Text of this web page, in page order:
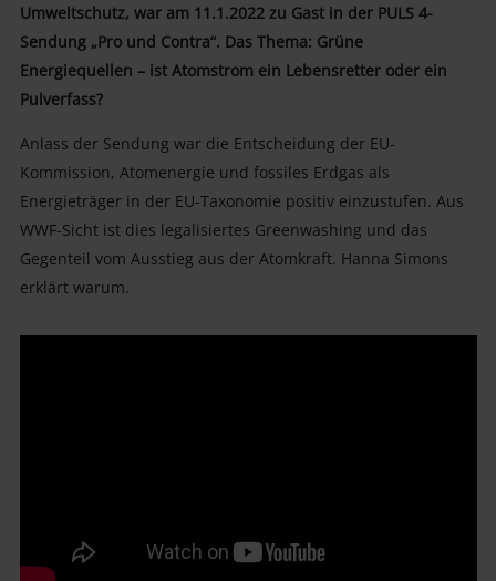
Umweltschutz, war am 11.1.2022 zu Gast in der PULS 4-
Sendung „Pro und Contra“. DasThema: Grüne
Energiequellen – ist Atomstrom ein Lebensretter oder ein
Pulverfass?
Anlass der Sendung war die Entscheidung der EU-
Kommission, Atomenergie und fossiles Erdgas als
Energieträger in der EU-Taxonomie positiv einzustufen. Aus
WWF-Sicht ist dies legalisiertes Greenwashing und das
Gegenteil vom Ausstieg aus der Atomkraft. Hanna Simons
erklärt warum.